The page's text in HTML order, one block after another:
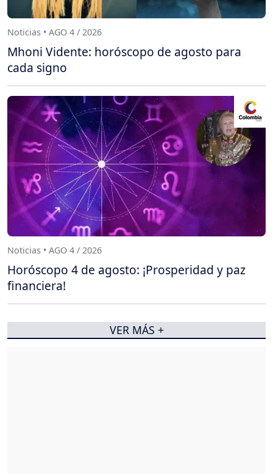
Noticias • AGO 4 / 2026
Mhoni Vidente: horóscopo de agosto para
cada signo
Noticias • AGO 4 / 2026
Horóscopo 4 de agosto: ¡Prosperidad y paz
financiera!
VER MÁS +